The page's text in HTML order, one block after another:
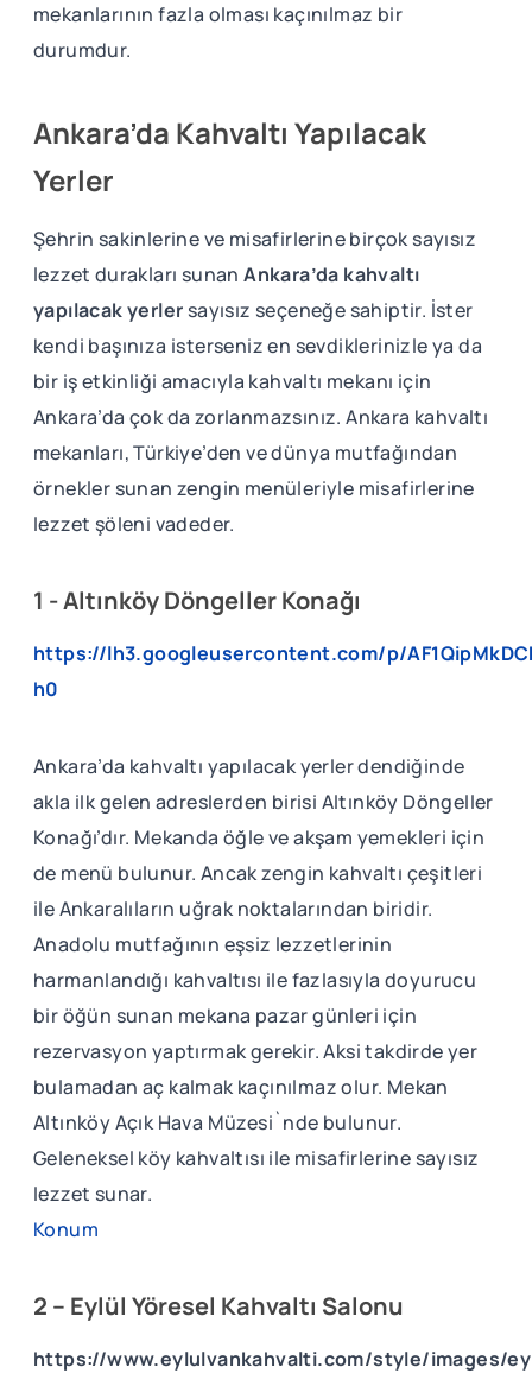
mekanlarının fazla olması kaçınılmaz bir
durumdur.
Ankara’da Kahvaltı Yapılacak
Yerler
Şehrin sakinlerine ve misafirlerine birçok sayısız
lezzet durakları sunanAnkara’da kahvaltı
yapılacak yerler sayısız seçeneğe sahiptir. İster
kendi başınıza isterseniz en sevdiklerinizle ya da
bir iş etkinliği amacıyla kahvaltı mekanı için
Ankara’da çok da zorlanmazsınız. Ankara kahvaltı
mekanları, Türkiye’den ve dünya mutfağından
örnekler sunan zengin menüleriyle misafirlerine
lezzet şöleni vadeder.
1 - Altınköy Döngeller Konağı
https://lh3.googleusercontent.com/p/
h0
Ankara’da kahvaltı yapılacak yerler dendiğinde
akla ilk gelen adreslerden birisi Altınköy Döngeller
Konağı’dır. Mekanda öğle ve akşam yemekleri için
de menü bulunur. Ancak zengin kahvaltı çeşitleri
ile Ankaralıların uğrak noktalarından biridir.
Anadolu mutfağının eşsiz lezzetlerinin
harmanlandığı kahvaltısı ile fazlasıyla doyurucu
bir öğün sunan mekana pazar günleri için
rezervasyon yaptırmak gerekir. Aksi takdirde yer
bulamadan aç kalmak kaçınılmaz olur. Mekan
Altınköy Açık Hava Müzesi`nde bulunur.
Geleneksel köy kahvaltısı ile misafirlerine sayısız
lezzet sunar.
Konum
2 – Eylül Yöresel Kahvaltı Salonu
https://www.eylulvankahvalti.com/style/images/